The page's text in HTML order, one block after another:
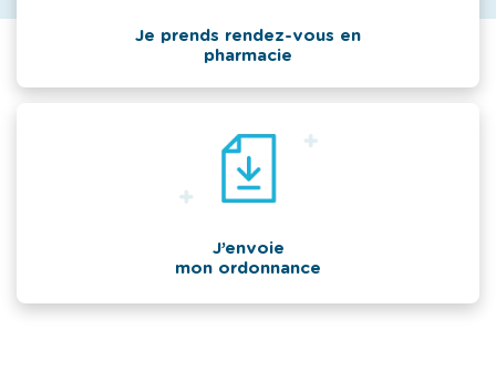
Je prends rendez-vous en
pharmacie
J’envoie
mon ordonnance